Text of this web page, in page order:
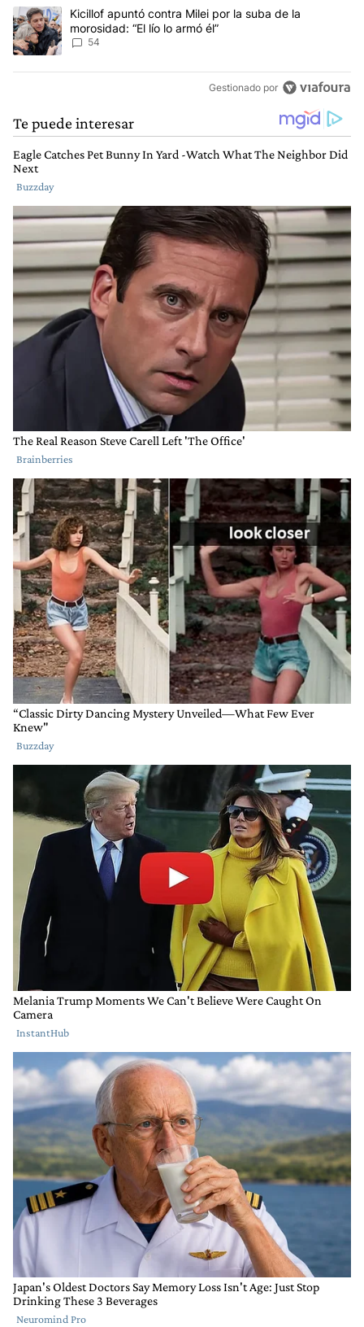
Un artículo de tendencia con el título "Kicillof apuntó contra Milei
Kicillof apuntó contra Milei por la suba de la
morosidad: “El lío lo armó él”
54
Gestionado por